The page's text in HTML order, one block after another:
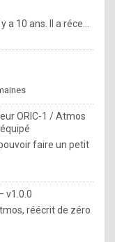
10 ans. Il a réce...
ORIC-1 / Atmos
faire un petit
v1.0.0
réécrit de zéro